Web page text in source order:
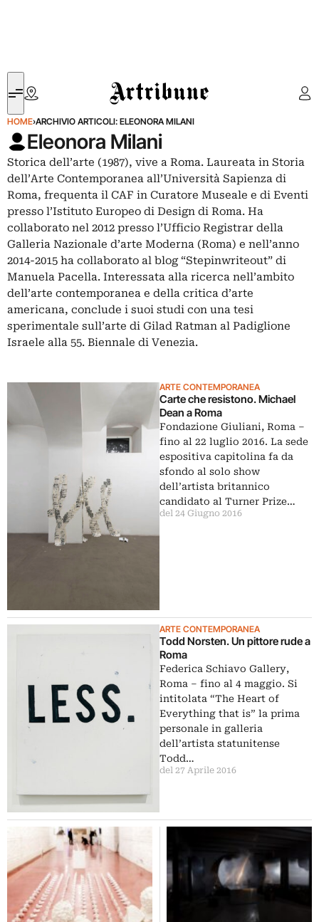
Artribune
HOME›ARCHIVIO ARTICOLI: ELEONORA MILANI
Eleonora Milani
Storica dell’arte (1987), vive a Roma. Laureata in Storia
dell’Arte Contemporanea all’Università Sapienza di
Roma, frequenta il CAF in Curatore Museale e di Eventi
presso l’Istituto Europeo di Design di Roma. Ha
collaborato nel 2012 presso l’Ufficio Registrar della
Galleria Nazionale d’arte Moderna (Roma) e nell’anno
2014-2015 ha collaborato al blog “Stepinwriteout” di
Manuela Pacella. Interessata alla ricerca nell’ambito
dell’arte contemporanea e della critica d’arte
americana, conclude i suoi studi con una tesi
sperimentale sull’arte di Gilad Ratman al Padiglione
Israele alla 55. Biennale di Venezia.
ARTE CONTEMPORANEA
Carte che resistono. Michael
Dean a Roma
Fondazione Giuliani, Roma –
fino al 22 luglio 2016. La sede
espositiva capitolina fa da
sfondo al solo show
dell’artista britannico
candidato al Turner Prize…
del 24 Giugno 2016
ARTE CONTEMPORANEA
Todd Norsten. Un pittore rude a
Roma
Federica Schiavo Gallery,
Roma – fino al 4 maggio. Si
intitolata “The Heart of
Everything that is” la prima
personale in galleria
dell’artista statunitense
Todd…
del 27 Aprile 2016